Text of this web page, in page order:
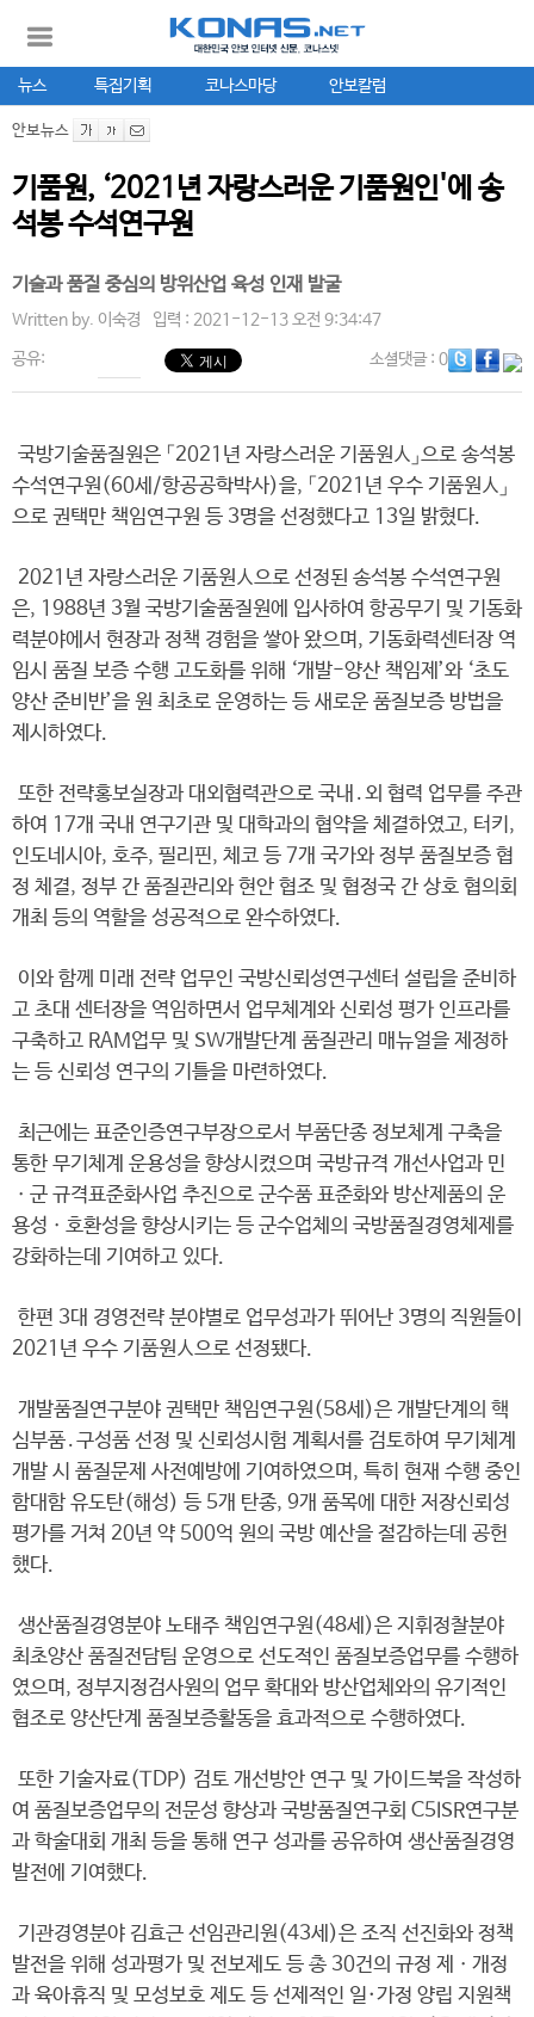
뉴스 특집기획 코나스마당 안보칼럼
안보뉴스
기품원, ‘2021년 자랑스러운 기품원인'에 송
석봉 수석연구원
기술과 품질 중심의 방위산업 육성 인재 발굴
Written by. 이숙경 입력 : 2021-12-13 오전 9:34:47
공유: 소셜댓글: 0
국방기술품질원은 「2021년 자랑스러운 기품원人」으로 송석봉
수석연구원(60세/항공공학박사)을, 「2021년 우수 기품원人」
으로 권택만 책임연구원 등 3명을 선정했다고 13일 밝혔다.
2021년 자랑스러운 기품원人으로 선정된 송석봉 수석연구원
은, 1988년 3월 국방기술품질원에 입사하여 항공무기 및 기동화
력분야에서 현장과 정책 경험을 쌓아 왔으며, 기동화력센터장 역
임시 품질 보증 수행 고도화를 위해 ‘개발-양산 책임제’와 ‘초도
양산 준비반’을 원 최초로 운영하는 등 새로운 품질보증 방법을
제시하였다.
또한 전략홍보실장과 대외협력관으로 국내․외 협력 업무를 주관
하여 17개 국내 연구기관 및 대학과의 협약을 체결하였고, 터키,
인도네시아, 호주, 필리핀, 체코 등 7개 국가와 정부 품질보증 협
정 체결, 정부 간 품질관리와 현안 협조 및 협정국 간 상호 협의회
개최 등의 역할을 성공적으로 완수하였다.
이와 함께 미래 전략 업무인 국방신뢰성연구센터 설립을 준비하
고 초대 센터장을 역임하면서 업무체계와 신뢰성 평가 인프라를
구축하고 RAM업무 및 SW개발단계 품질관리 매뉴얼을 제정하
는 등 신뢰성 연구의 기틀을 마련하였다.
최근에는 표준인증연구부장으로서 부품단종 정보체계 구축을
통한 무기체계 운용성을 향상시켰으며 국방규격 개선사업과 민
ㆍ군 규격표준화사업 추진으로 군수품 표준화와 방산제품의 운
용성ㆍ호환성을 향상시키는 등 군수업체의 국방품질경영체제를
강화하는데 기여하고 있다.
한편 3대 경영전략 분야별로 업무성과가 뛰어난 3명의 직원들이
2021년 우수 기품원人으로 선정됐다.
개발품질연구분야 권택만 책임연구원(58세)은 개발단계의 핵
심부품․구성품 선정 및 신뢰성시험 계획서를 검토하여 무기체계
개발 시 품질문제 사전예방에 기여하였으며, 특히 현재 수행 중인
함대함 유도탄(해성) 등 5개 탄종, 9개 품목에 대한 저장신뢰성
평가를 거쳐 20년 약 500억 원의 국방 예산을 절감하는데 공헌
했다.
생산품질경영분야 노태주 책임연구원(48세)은 지휘정찰분야
최초양산 품질전담팀 운영으로 선도적인 품질보증업무를 수행하
였으며, 정부지정검사원의 업무 확대와 방산업체와의 유기적인
협조로 양산단계 품질보증활동을 효과적으로 수행하였다.
또한 기술자료(TDP) 검토 개선방안 연구 및 가이드북을 작성하
여 품질보증업무의 전문성 향상과 국방품질연구회 C5ISR연구분
과 학술대회 개최 등을 통해 연구 성과를 공유하여 생산품질경영
발전에 기여했다.
기관경영분야 김효근 선임관리원(43세)은 조직 선진화와 정책
발전을 위해 성과평가 및 전보제도 등 총 30건의 규정 제ㆍ개정
과 육아휴직 및 모성보호 제도 등 선제적인 일·가정 양립 지원책